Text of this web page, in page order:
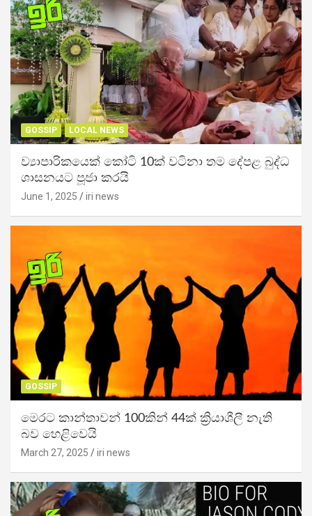
GOSSIP LOCAL NEWS
ව්‍යාපාරිකයෙක් කෝටි 10ක් වටිනා තම දේපළ බුද්ධ
ශාසනයට පූජා කරයි
June 1, 2025 iri news
GOSSIP
මෙරට කාන්තාවන් 100කින් 44ක් ක්‍රියාශීලී නැති
බව හෙළිවෙයි
March 27, 2025 iri news